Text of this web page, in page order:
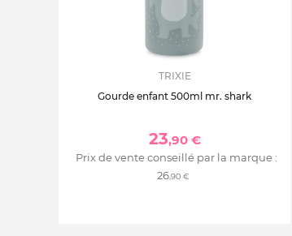
TRIXIE
Gourde enfant 500ml mr. shark
23,90 €
Prix de vente conseillé par la marque :
26,90 €